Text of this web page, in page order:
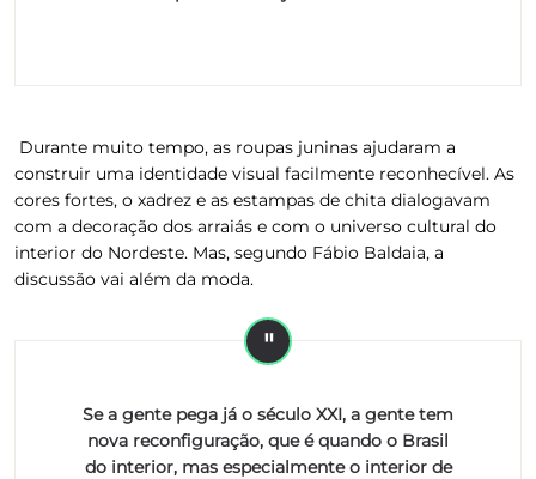
Durante muito tempo, as roupas juninas ajudaram a
construir uma identidade visual facilmente reconhecível. As
cores fortes, o xadrez e as estampas de chita dialogavam
com a decoração dos arraiás e com o universo cultural do
interior do Nordeste. Mas, segundo Fábio Baldaia, a
discussão vai além da moda.
Se a gente pega já o século XXI, a gente tem
nova reconfiguração, que é quando o Brasil
do interior, mas especialmente o interior de